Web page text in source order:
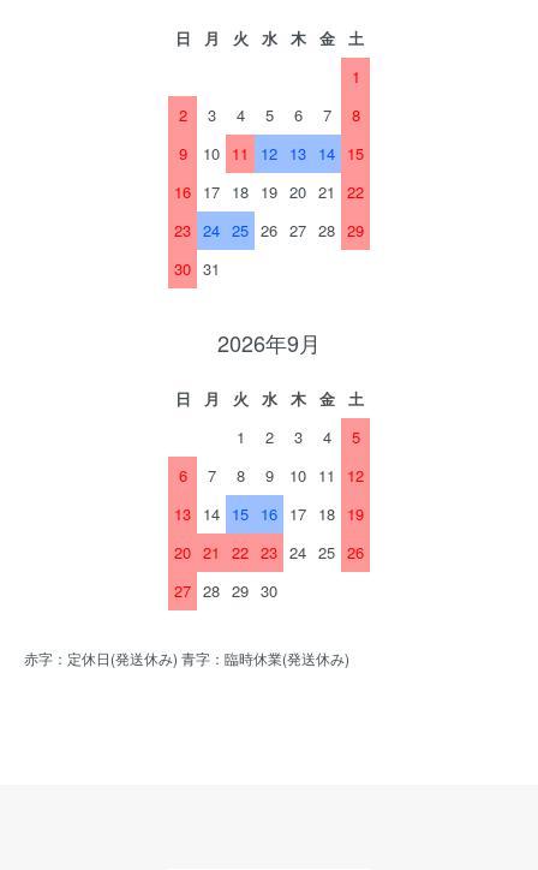
日 月 火 水 木 金
土
1
2
3 4 5 6 7
8
9
10 11 12 13 14 15
16 17 18 19 20 21
22
23 24 25 26 27 28 29
30 31
2026年9月
日 月 火 水 木 金
土
1
2 3 4
5
6
7 8 9 10 11
12
13 14 15 16 17 18 19
20 21 22 23 24 25 26
27 28 29 30
赤字：定休日(発送休み) 青字：臨時休業(発送休み)